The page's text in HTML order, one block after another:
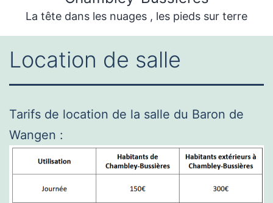
La tête dans les nuages , les pieds sur terre
Location de salle
Tarifs de location de la salle du Baron de
Wangen :